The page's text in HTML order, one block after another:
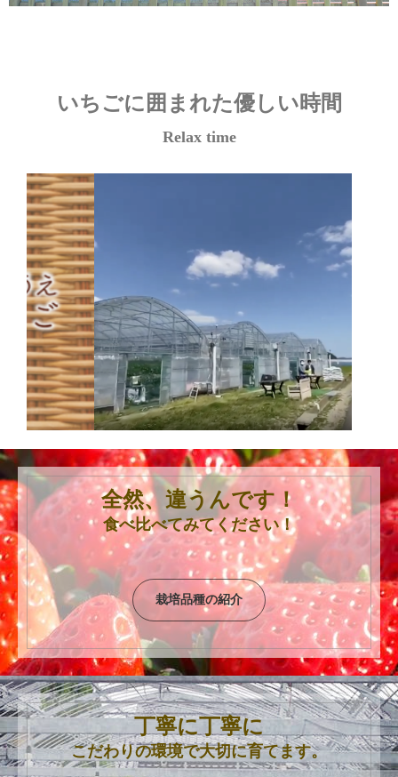
いちごに囲まれた優しい時間
Relax time
全然、違うんです！
食べ比べてみてください！
栽培品種の紹介
丁寧に丁寧に
こだわりの環境で大切に育てます。